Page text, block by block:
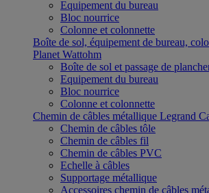
Equipement du bureau
Bloc nourrice
Colonne et colonnette
Boîte de sol, équipement de bureau,
Planet Wattohm
Boîte de sol et passage de
Equipement du bureau
Bloc nourrice
Colonne et colonnette
Chemin de câbles métallique Legrand
Chemin de câbles tôle
Chemin de câbles fil
Chemin de câbles PVC
Echelle à câbles
Supportage métallique
Accessoires chemin de câbles